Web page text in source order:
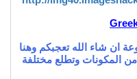
ان شاء الله تعجبكم وهنا
المكونات وتطلع مختلفة